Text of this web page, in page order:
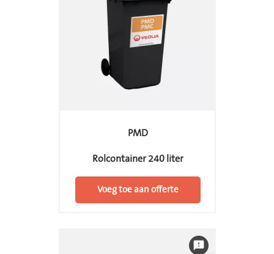
PMD
Rolcontainer 240 liter
Voeg toe aan offerte
feedback